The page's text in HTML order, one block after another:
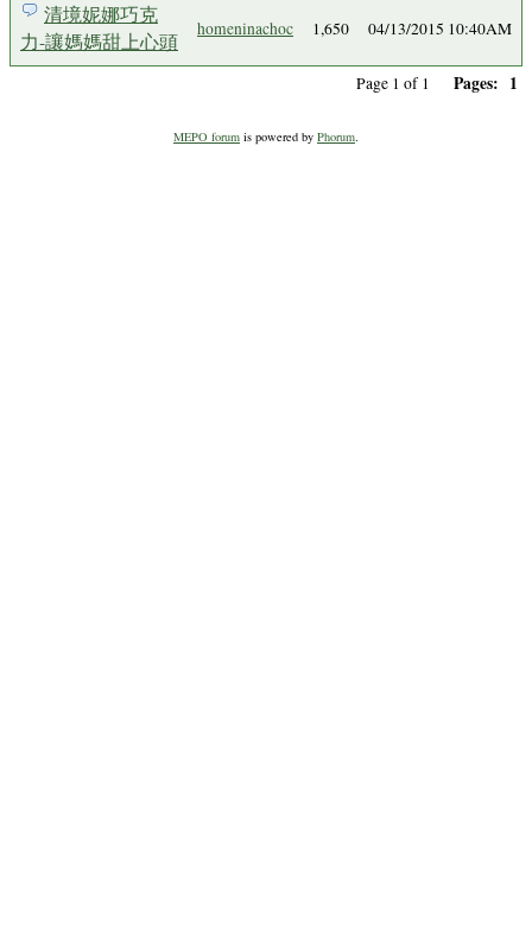
清境妮娜巧克
力-讓媽媽甜上心頭
homeninachoc 1,650 04/13/2015 10:40AM
Page 1 of 1 Pages: 1
MEPO forum is powered by Phorum.